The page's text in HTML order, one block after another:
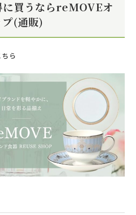
に買うならreMOVEオ
プ(通販)
ら